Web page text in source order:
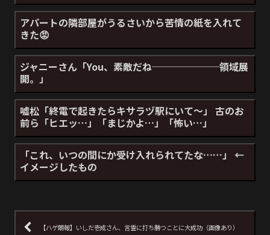
アパートの隣部屋がうるさいから苦情の紙を入れて
きた😡
ジャニーさん「You、素敵だね───────領域展
開。」
嘘松「終電で起きたらキサラヅ駅にいて～」 古のお
前ら「ヒエッ…」「まじかよ…」「怖い…」
「これ、いつの間にか受け入れられてたな……」 ←
イメージしたもの
【ハゲ朗報】いしだ壱成さん、言霊に打ち勝つことに大成功（画像あり）